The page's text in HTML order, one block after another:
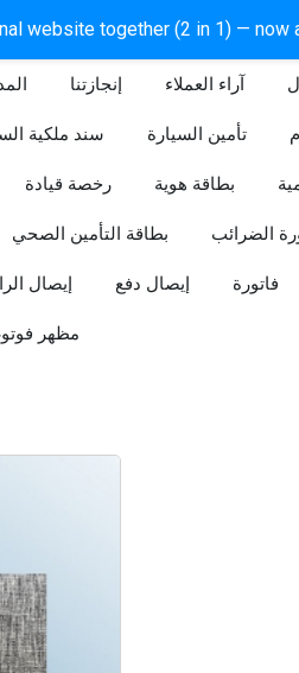
website together (2 in 1) —
إنجازتنا آراء العملاء
سند ملكية تأمين السيارة
رخصة قيادة بطاقة هوية
بطاقة التأمين الصحي الضرائب
إيصال إيصال دفع فاتورة
مظهر